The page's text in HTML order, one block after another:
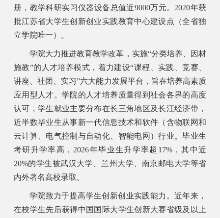
册，教学科研实习仪器设备总值近9000万元。2020年获
批江苏省大学生创新创业实践教育中心建设点（全省独
立学院唯一）。
学院大力推进教育教学改革，实施“分类培养、因材
施教”的人才培养模式，着力建设“课程、实践、竞赛、
讲座、社团、实习”六大能力发展平台，旨在培养高素质
应用型人才。学院的人才培养质量得到社会各界的高度
认可，学生就业主要分布在长三角地区及长江经济带，
近半数毕业生从事新一代信息技术和软件（含物联网和
云计算、电气控制与自动化、智能电网）行业。毕业生
考研升学率高，2026年毕业生升学率超17%，其中近
20%的学生被武汉大学、兰州大学、南京邮电大学等省
内外著名高校录取。
学院致力于提高学生创新创业实践能力。近年来，
在校学生先后获得中国国际大学生创新大赛省级及以上